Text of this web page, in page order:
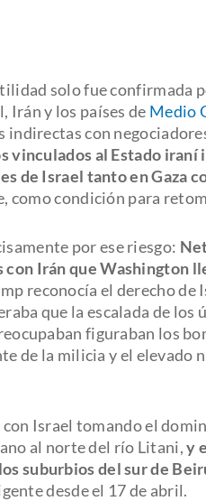
solo fue confirmada
Irán y los países de Medio
con
vinculados al Estado iraní
de Israel tanto en Gaza
como condición para
por ese riesgo:
Irán que Washington
reconocía el derecho de
que la escalada de
figuraban los
de la milicia y el elevado
Israel tomando el
al norte del río Litani,y
suburbios del sur de
desde el 17 de abril.